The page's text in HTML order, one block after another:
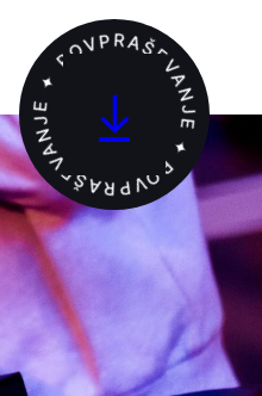
↓
POVPRAŠEVANJE ✦ POVPRAŠEVANJE ✦